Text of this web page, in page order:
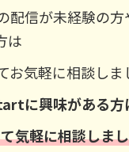
配信が未経験の方
は
お気軽に相談しま
に興味がある方
気軽に相談しま